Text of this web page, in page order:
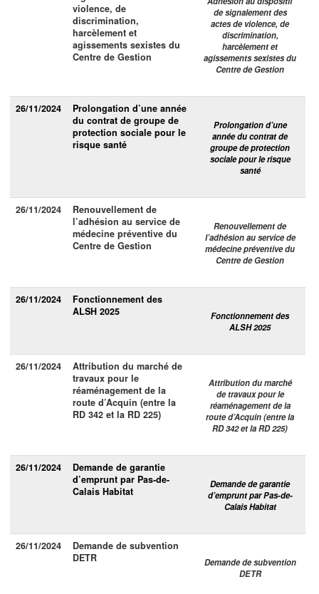
violence, de
discrimination,
harcèlement et
agissements sexistes du
Centre de Gestion
de signalement des
actes de violence, de
discrimination,
harcèlement et
agissements sexistes du
Centre de Gestion
26/11/2024
Prolongation d’une année
du contrat de groupe de
protection sociale pour le
risque santé
Prolongation d’une
année du contrat de
groupe de protection
sociale pour le risque
santé
26/11/2024
Renouvellement de
l’adhésion au service de
médecine préventive du
Centre de Gestion
Renouvellement de
l’adhésion au service de
médecine préventive du
Centre de Gestion
26/11/2024
Fonctionnement des
ALSH 2025
Fonctionnement des
ALSH 2025
26/11/2024
Attribution du marché de
travaux pour le
réaménagement de la
route d’Acquin (entre la
RD 342 et la RD 225)
Attribution du marché
de travaux pour le
réaménagement de la
route d’Acquin (entre la
RD 342 et la RD 225)
26/11/2024
Demande de garantie
d’emprunt par Pas-de-
Calais Habitat
Demande de garantie
d’emprunt par Pas-de-
Calais Habitat
26/11/2024
Demande de subvention
DETR
Demande de subvention
DETR